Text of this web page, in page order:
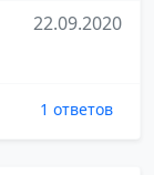
22.09.2020
1 ответов